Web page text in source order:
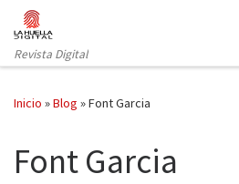
Saltar al contenido
Revista Digital
Inicio »Blog »Font Garcia
Font Garcia